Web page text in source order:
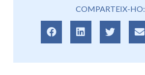
COMPARTEIX-HO: